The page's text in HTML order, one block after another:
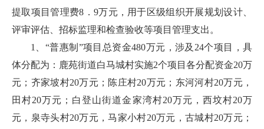
提取项目管理费8．9万元，用于区级组织开展规划设计、
评审评估、招标监理和检查验收等项目管理支出。
1、“普惠制”项目总资金480万元，涉及24个项目，具
体分配为：鹿苑街道白马城村实施2个项目各分配资金20万
元；齐家坡村20万元；陈庄村20万元；东河河村20万元，
田村20万元；白登山街道金家湾村20万元，西坟村20万
元，泉寺头村20万元，马家小村20万元，古城村20万元；